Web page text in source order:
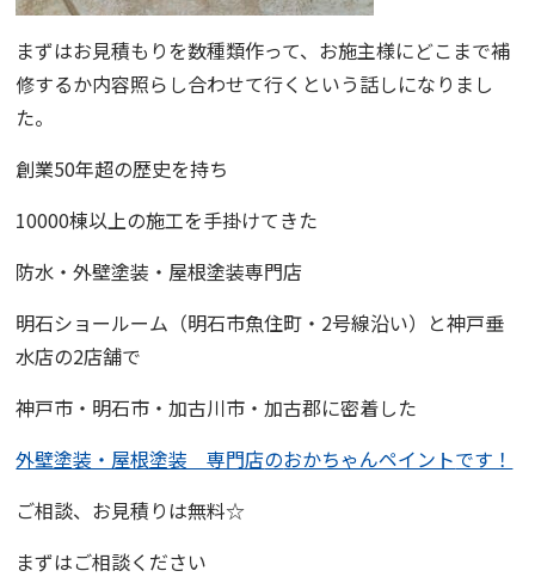
まずはお見積もりを数種類作って、お施主様にどこまで補
修するか内容照らし合わせて行くという話しになりまし
た。
創業50年超の歴史を持ち
10000棟以上の施工を手掛けてきた
防水・外壁塗装・屋根塗装専門店
明石ショールーム （明石市魚住町・2号線沿い）と神戸垂
水店の2店舗で
神戸市・明石市・加古川市・加古郡に密着した
外壁塗装・屋根塗装 専門店のおかちゃんペイントです！
ご相談、お見積りは無料☆
まずはご相談ください